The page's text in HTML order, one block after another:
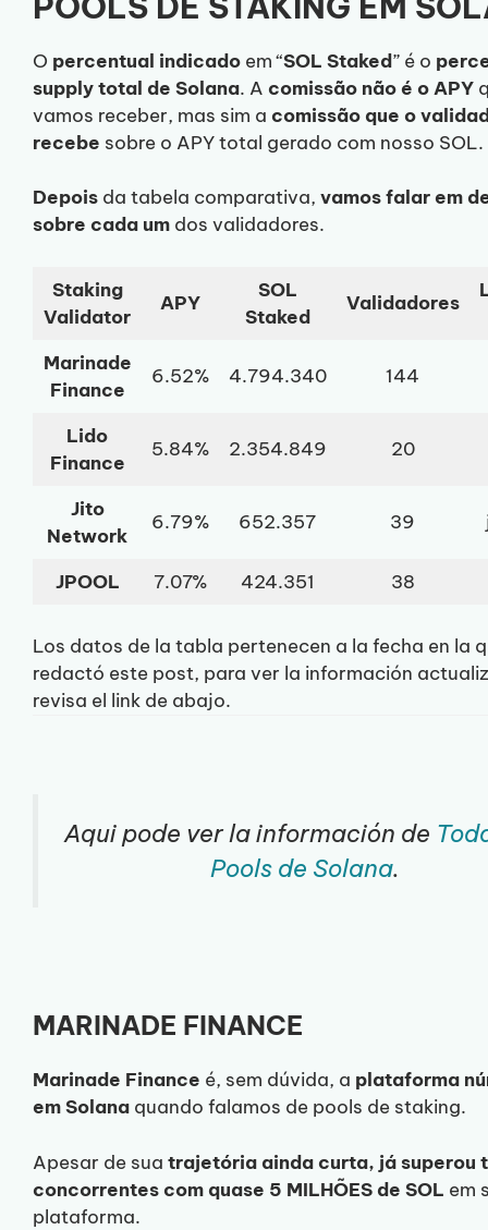
O percentual indicado em “SOL Staked” é o
supply total de Solana. A comissão não é o APY
vamos receber, mas sim a comissão que o
recebe sobre o APY total gerado com nosso SOL.
Depois da tabela comparativa, vamos falar em
sobre cada um dos validadores.
Staking
Validator
APY
SOL
Staked
Validadores
Marinade
Finance
6.52% 4.794.340 144
Lido
Finance
5.84% 2.354.849 20
Jito
Network
6.79% 652.357 39
JPOOL 7.07% 424.351 38
Los datos de la tabla pertenecen a la fecha en la
redactó este post, para ver la información
revisa el link de abajo.
Aqui pode ver la información de
Pools de Solana.
MARINADE FINANCE
Marinade Finance é, sem dúvida, a plataforma
em Solana quando falamos de pools de staking.
Apesar de sua trajetória ainda curta, já superou
concorrentes com quase 5 MILHÕES de SOL em
plataforma.